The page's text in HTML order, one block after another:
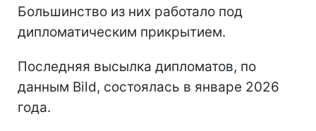
Большинство из них работало под
дипломатическим прикрытием.
Последняя высылка дипломатов, по
данным Bild, состоялась в январе 2026
года.